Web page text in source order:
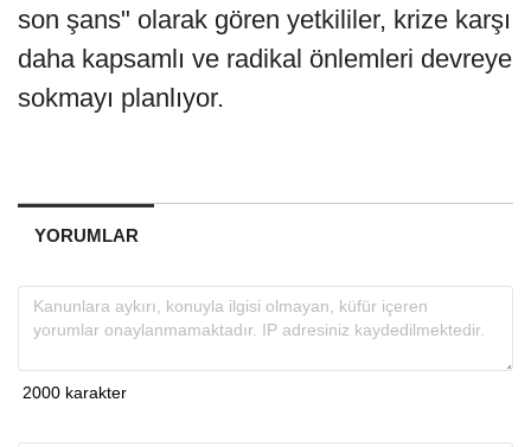
son şans" olarak gören yetkililer, krize karşı
daha kapsamlı ve radikal önlemleri devreye
sokmayı planlıyor.
YORUMLAR